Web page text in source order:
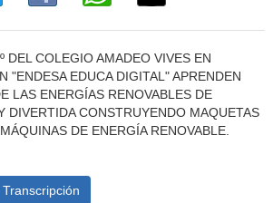
DEL COLEGIO AMADEO VIVES EN
"ENDESA EDUCA DIGITAL" APRENDEN
LAS ENERGÍAS RENOVABLES DE
DIVERTIDA CONSTRUYENDO MAQUETAS
DE ENERGÍA RENOVABLE.
Transcripción